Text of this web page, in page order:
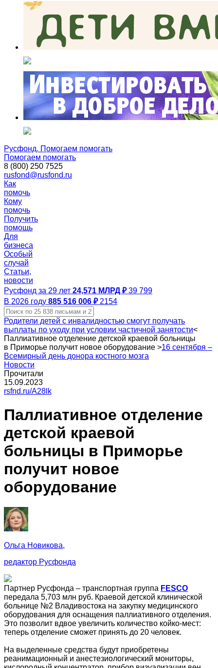
Русфонд. Помогаем помогать
Помогаем помогать
8 (800) 250 7525
rusfond@rusfond.ru
Как
помочь
Кому
помочь
Получить
помощь
Для
бизнеса
Особый
случай
Статьи,
новости
Русфонд за 29 лет 24,571 МЛРД ₽ 39 799
В 2026 году 885 516 006 ₽ 2154
Родители детей с инвалидностью смогут получать
выплаты по уходу при условии частичной занятости<
Паллиативное отделение детской краевой больницы
в Приморье получит новое оборудование >16 сентября –
Всемирный день донора костного мозга
Новости
Прочитали
15.09.2023
rsfnd.ru/A28lk
Паллиативное отделение
детской краевой
больницы в Приморье
получит новое
оборудование
Ольга Новикова,
редактор Русфонда
Партнер Русфонда – транспортная группа FESCO
передала 5,703 млн руб. Краевой детской клинической
больнице №2 Владивостока на закупку медицинского
оборудования для оснащения паллиативного отделения.
Это позволит вдвое увеличить количество койко-мест:
теперь отделение сможет принять до 20 человек.
На выделенные средства будут приобретены
реанимационный и анестезиологический мониторы,